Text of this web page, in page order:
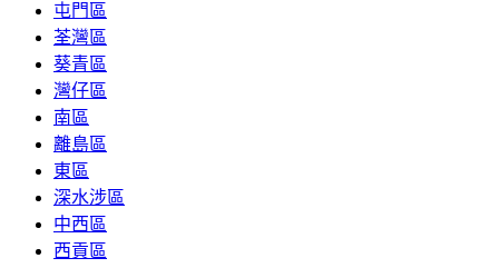
屯門區
荃灣區
葵青區
灣仔區
南區
離島區
東區
深水涉區
中西區
西貢區